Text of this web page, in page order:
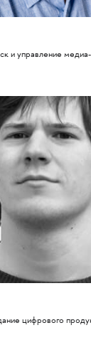
и управление
цифрового